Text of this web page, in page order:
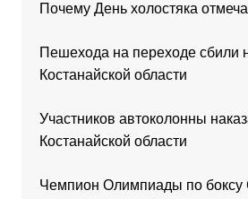
Почему День холостяка
Пешехода на переходе сбили
Костанайской области
Участников автоколонны
Костанайской области
Чемпион Олимпиады по боксу